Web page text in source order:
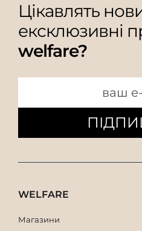
Цікавлять
ексклюзивні
welfare?
WELFARE
Магазини